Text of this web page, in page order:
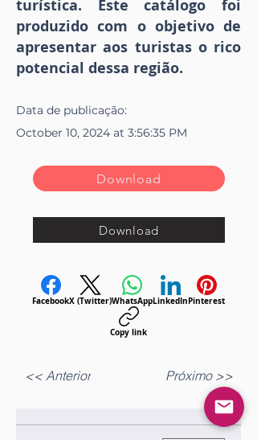
turística. Este catálogo foi
produzido com o objetivo de
apresentar aos turistas o rico
potencial dessa região.
Data de publicação:
October 10, 2024 at 3:56:35 PM
Download
Download
FacebookX (Twitter)WhatsAppLinkedInPinterest
Copy link
<< Anterior Próximo >>